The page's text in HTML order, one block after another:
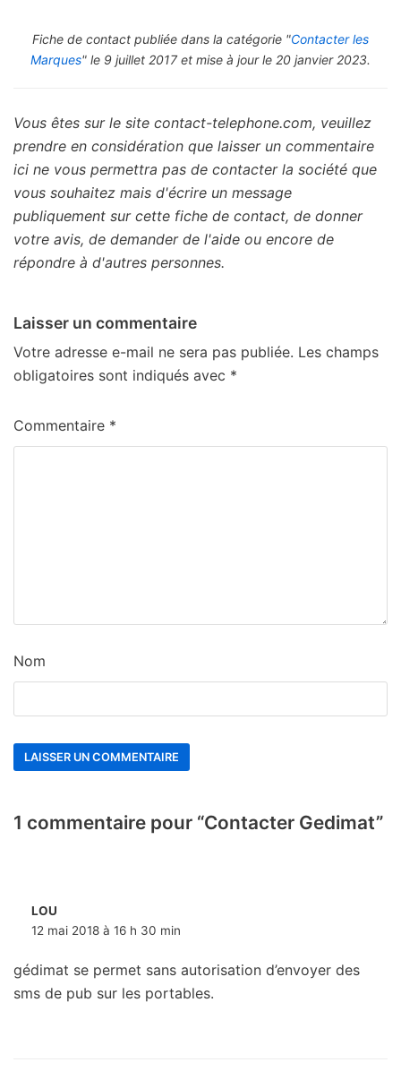
Fiche de contact publiée dans la catégorie "Contacter les
Marques" le 9 juillet 2017 et mise à jour le 20 janvier 2023.
Vous êtes sur le site contact-telephone.com, veuillez
prendre en considération que laisser un commentaire
ici ne vous permettra pas de contacter la société que
vous souhaitez mais d'écrire un message
publiquement sur cette fiche de contact, de donner
votre avis, de demander de l'aide ou encore de
répondre à d'autres personnes.
Laisser un commentaire
Votre adresse e-mail ne sera pas publiée. Les champs
obligatoires sont indiqués avec *
Commentaire *
Nom
1 commentaire pour “Contacter Gedimat”
LOU
12 mai 2018 à 16 h 30 min
gédimat se permet sans autorisation d’envoyer des
sms de pub sur les portables.